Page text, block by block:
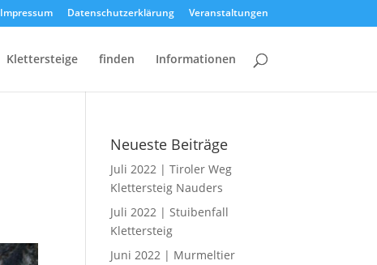
Impressum Datenschutzerklärung Veranstaltungen
Klettersteige finden Informationen
Neueste Beiträge
Juli 2022 | Tiroler Weg
Klettersteig Nauders
Juli 2022 | Stuibenfall
Klettersteig
Juni 2022 | Murmeltier